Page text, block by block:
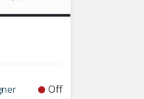
Off